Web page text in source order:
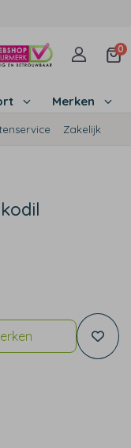
0
Merken
Zakelijk